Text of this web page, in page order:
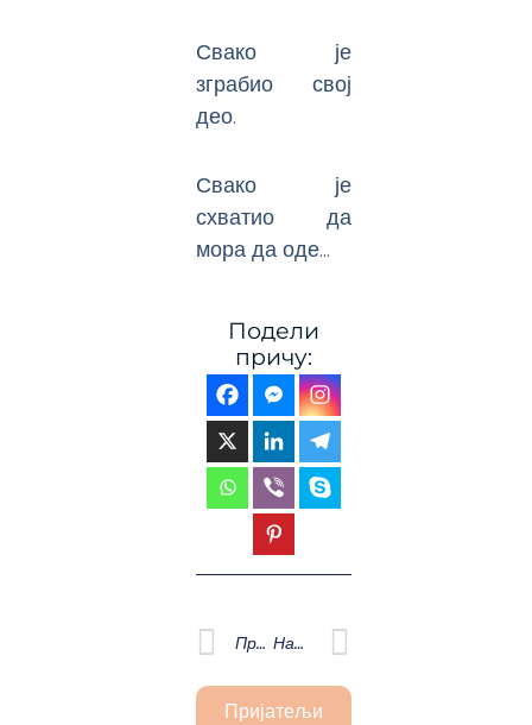
Свако је
зграбио свој
део.
Свако је
схватио да
мора да оде…
Подели
причу:
Prev
Претходна Наредна
Next
Пријатељи